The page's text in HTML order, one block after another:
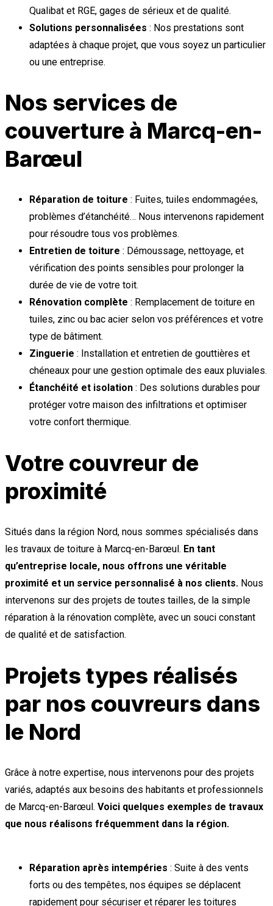
Qualibat et RGE, gages de sérieux et de qualité.
Solutions personnalisées : Nos prestations sont
adaptées à chaque projet, que vous soyez un particulier
ou une entreprise.
Nos services de
couverture à Marcq-en-
Barœul
Réparation de toiture : Fuites, tuiles endommagées,
problèmes d’étanchéité… Nous intervenons rapidement
pour résoudre tous vos problèmes.
Entretien de toiture : Démoussage, nettoyage, et
vérification des points sensibles pour prolonger la
durée de vie de votre toit.
Rénovation complète : Remplacement de toiture en
tuiles, zinc ou bac acier selon vos préférences et votre
type de bâtiment.
Zinguerie : Installation et entretien de gouttières et
chéneaux pour une gestion optimale des eaux pluviales.
Étanchéité et isolation : Des solutions durables pour
protéger votre maison des infiltrations et optimiser
votre confort thermique.
Votre couvreur de
proximité
Situés dans la région Nord, nous sommes spécialisés dans
les travaux de toiture à Marcq-en-Barœul. En tant
qu’entreprise locale, nous offrons une véritable
proximité et un service personnalisé à nos clients. Nous
intervenons sur des projets de toutes tailles, de la simple
réparation à la rénovation complète, avec un souci constant
de qualité et de satisfaction.
Projets types réalisés
par nos couvreurs dans
le Nord
Grâce à notre expertise, nous intervenons pour des projets
variés, adaptés aux besoins des habitants et professionnels
de Marcq-en-Barœul. Voici quelques exemples de travaux
que nous réalisons fréquemment dans la région.
Réparation après intempéries : Suite à des vents
forts ou des tempêtes, nos équipes se déplacent
rapidement pour sécuriser et réparer les toitures